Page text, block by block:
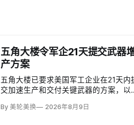
五角大楼令军企21天提交武器
产方案
五角大楼已要求美国军工企业在21天内
交加速生产和交付关键武器的方案，以
夫·范伯格（Steve Feinberg）在备忘录
By 美轮美换 2026年8月9日